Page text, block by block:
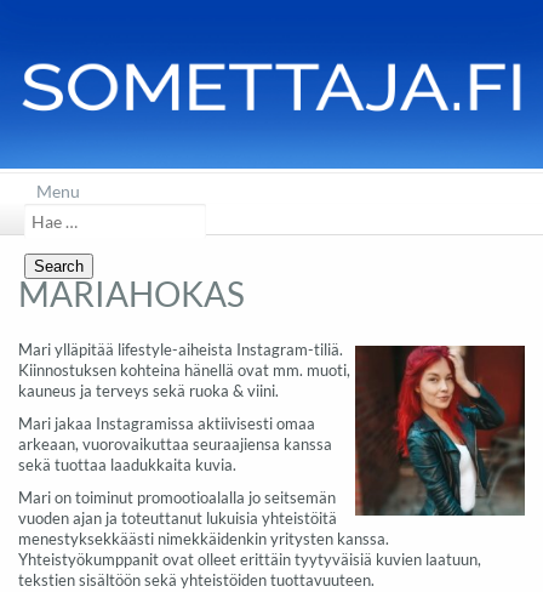
Menu
for:
MARIAHOKAS
Mari ylläpitää lifestyle-aiheista Instagram-tiliä.
Kiinnostuksen kohteina hänellä ovat mm. muoti,
kauneus ja terveys sekä ruoka & viini.
Mari jakaa Instagramissa aktiivisesti omaa
arkeaan, vuorovaikuttaa seuraajiensa kanssa
sekä tuottaa laadukkaita kuvia.
Mari on toiminut promootioalalla jo seitsemän
vuoden ajan ja toteuttanut lukuisia yhteistöitä
menestyksekkäästi nimekkäidenkin yritysten kanssa.
Yhteistyökumppanit ovat olleet erittäin tyytyväisiä kuvien laatuun,
tekstien sisältöön sekä yhteistöiden tuottavuuteen.